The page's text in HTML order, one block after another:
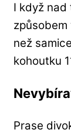
I když nad
způsobem
než
kohoutku
Prase